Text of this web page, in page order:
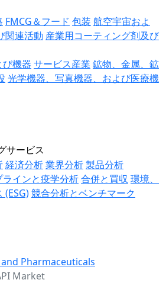
FMCG＆フード 包装 航空宇宙およ
関連活動 産業用コーティング剤及び
機器 サービス産業 鉱物、金属、鉱
光学機器、写真機器、および医療機
サービス
経済分析業界分析製品分析
インと疫学分析合併と買収 環境、
(ESG)競合分析とベンチマーク
Pharmaceuticals
Market